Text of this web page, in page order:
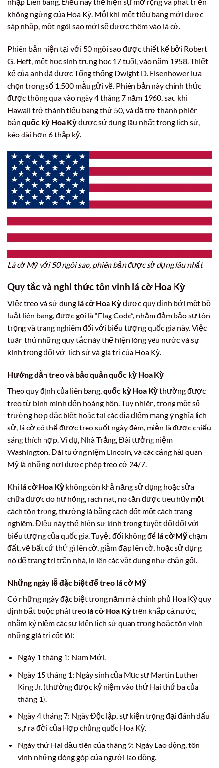
không ngừng của Hoa Kỳ. Mỗi khi một tiểu bang mới được
sáp nhập, một ngôi sao mới sẽ được thêm vào lá cờ.
Phiên bản hiện tại với 50 ngôi sao được thiết kế bởi Robert
G. Heft, một học sinh trung học 17 tuổi, vào năm 1958. Thiết
kế của anh đã được Tổng thống Dwight D. Eisenhower lựa
chọn trong số 1.500 mẫu gửi về. Phiên bản này chính thức
được thông qua vào ngày 4 tháng 7 năm 1960, sau khi
Hawaii trở thành tiểu bang thứ 50, và đã trở thành phiên
bản quốc kỳ Hoa Kỳđược sử dụng lâu nhất trong lịch sử,
kéo dài hơn 6 thập kỷ.
Lá cờ Mỹ với 50 ngôi sao, phiên bản được sử dụng lâu nhất
Quy tắc và nghi thức tôn vinh lá cờ Hoa Kỳ
Việc treo và sử dụng lá cờ Hoa Kỳđược quy định bởi một bộ
luật liên bang, được gọi là “Flag Code”, nhằm đảm bảo sự tôn
trọng và trang nghiêm đối với biểu tượng quốc gia này. Việc
tuân thủ những quy tắc này thể hiện lòng yêu nước và sự
kính trọng đối với lịch sử và giá trị của Hoa Kỳ.
Hướng dẫn treo và bảo quảnquốc kỳ Hoa Kỳ
Theo quy định của liên bang,quốc kỳ Hoa Kỳthường được
treo từ bình minh đến hoàng hôn. Tuy nhiên, trong một số
trường hợp đặc biệt hoặc tại các địa điểm mang ý nghĩa lịch
sử, lá cờ có thể được treo suốt ngày đêm, miễn là được chiếu
sáng thích hợp. Ví dụ, Nhà Trắng, Đài tưởng niệm
Washington, Đài tưởng niệm Lincoln, và các cảng hải quan
Mỹ là những nơi được phép treo cờ 24/7.
Khi lá cờ Hoa Kỳ không còn khả năng sử dụng hoặc sửa
chữa được do hư hỏng, rách nát, nó cần được tiêu hủy một
cách tôn trọng, thường là bằng cách đốt một cách trang
nghiêm. Điều này thể hiện sự kính trọng tuyệt đối đối với
biểu tượng của quốc gia. Tuyệt đối không để lá cờ Mỹchạm
đất, vẽ bất cứ thứ gì lên cờ, giẫm đạp lên cờ, hoặc sử dụng
nó để trang trí trần nhà, in lên các vật dụng như chăn gối.
Những ngày lễ đặc biệt để treo lá cờ Mỹ
Có những ngày đặc biệt trong năm mà chính phủ Hoa Kỳ quy
định bắt buộc phải treo lá cờ Hoa Kỳtrên khắp cả nước,
nhằm kỷ niệm các sự kiện lịch sử quan trọng hoặc tôn vinh
những giá trị cốt lõi:
Ngày 1 tháng 1: Năm Mới.
Ngày 15 tháng 1: Ngày sinh của Mục sư Martin Luther
King Jr. (thường được kỷ niệm vào thứ Hai thứ ba của
tháng 1).
Ngày 4 tháng 7: Ngày Độc lập, sự kiện trọng đại đánh dấu
sự ra đời của Hợp chủng quốc Hoa Kỳ.
Ngày thứ Hai đầu tiên của tháng 9: Ngày Lao động, tôn
vinh những đóng góp của người lao động.